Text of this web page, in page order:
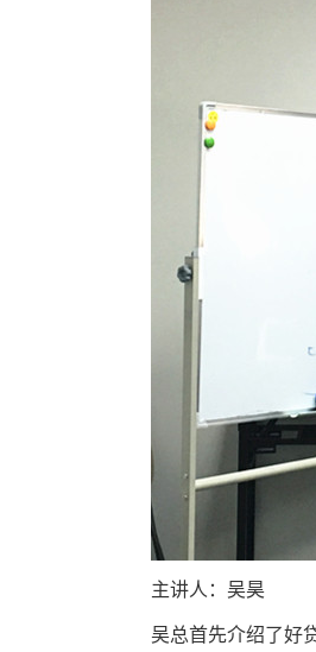
主讲人：吴昊
吴总首先介绍了好